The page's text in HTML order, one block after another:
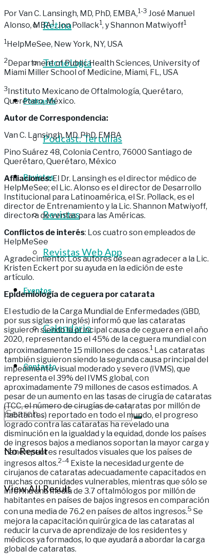
Retina
Tecnología
Podcasts
Podcast: Tertulias
Revistas
Revistas
Revistas Web App
Eventos
Calendario
Contacto
No Result
View All Result
Por Van C. Lansingh, MD, PhD, EMBA,1-3 José Manuel
Alonso, MBA1, Jon Pollack1, y Shannon Matwiyoff1
1 HelpMeSee, New York, NY, USA
2 Department of Public Health Sciences, University of
Miami Miller School of Medicine, Miami, FL, USA
3Instituto Mexicano de Oftalmología, Querétaro,
Querétaro, México.
Autor de Correspondencia:
Van C. Lansingh, MD, PhD, EMBA
Pino Suárez 48, Colonia Centro, 76000 Santiago de
Querétaro, Querétaro, México
Afiliaciones:El Dr. Lansingh es el director médico de
HelpMeSee; el Lic. Alonso es el director de Desarrollo
Institucional para Latinoamérica, el Sr. Pollack, es el
director de Entrenamiento y la Lic. Shannon Matwiyoff,
directora de ventas para las Américas.
Conflictos de interés: Los cuatro son empleados de
HelpMeSee
Agradecimiento: Los autores desean agradecer a la Lic.
Kristen Eckert por su ayuda en la edición de este
artículo.
Epidemiología de ceguera por catarata
El estudio de la Carga Mundial de Enfermedades (GBD,
por sus siglas en inglés) informó que las cataratas
siguieron siendo la principal causa de ceguera en el año
2020, representando el 45% de la ceguera mundial con
aproximadamente 15 millones de casos.1 Las cataratas
también siguieron siendo la segunda causa principal del
impedimento visual moderado y severo (IVMS), que
representa el 39% del IVMS global, con
aproximadamente 79 millones de casos estimados. A
pesar de un aumento en las tasas de cirugía de cataratas
(TCC, el número de cirugías de cataratas por millón de
habitantes) reportado en todo el mundo, el progreso
logrado contra las cataratas ha revelado una
disminución en la igualdad y la equidad, donde los países
de ingresos bajos a medianos soportan la mayor carga y
tienen peores resultados visuales que los países de
ingresos altos.2–4 Existe la necesidad urgente de
cirujanos de cataratas adecuadamente capacitados en
muchas comunidades vulnerables, mientras que sólo se
informa una media de 3.7 oftalmólogos por millón de
habitantes en países de bajos ingresos en comparación
con una media de 76.2 en países de altos ingresos.5 Se
mejora la capacitación quirúrgica de las cataratas al
reducir la curva de aprendizaje de los residentes y
médicos ya formados, lo que ayudará a abordar la carga
global de cataratas.